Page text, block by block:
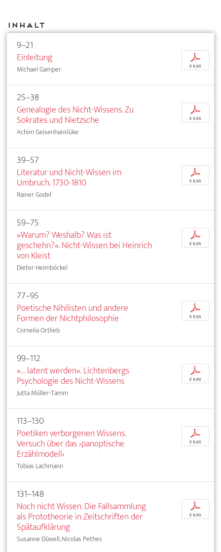
Inhalt
9–21
Einleitung
Michael Gamper
p
€ 9,95
25–38
Genealogie des Nicht-Wissens. Zu
Sokrates und Nietzsche
Achim Geisenhanslüke
p
€ 9,95
39–57
Literatur und Nicht-Wissen im
Umbruch. 1730-1810
Rainer Godel
p
€ 9,95
59–75
»Warum? Weshalb? Was ist
geschehn?«. Nicht-Wissen bei Heinrich
von Kleist
Dieter Heimböckel
p
€ 9,95
77–95
Poetische Nihilisten und andere
Formen der Nichtphilosophie
Cornelia Ortlieb
p
€ 9,95
99–112
»… latent werden«. Lichtenbergs
Psychologie des Nicht-Wissens
Jutta Müller-Tamm
p
€ 9,95
113–130
Poetiken verborgenen Wissens.
Versuch über das ›panoptische
Erzählmodell‹
Tobias Lachmann
p
€ 9,95
131–148
Noch nicht Wissen. Die Fallsammlung
als Prototheorie in Zeitschriften der
Spätaufklärung
Susanne Düwell, Nicolas Pethes
p
€ 9,95